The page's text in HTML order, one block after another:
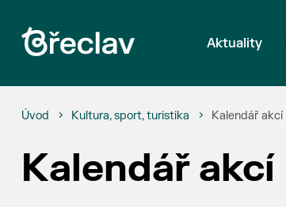
Aktuality
Úvod Kultura, sport, turistika Kalendář akcí
Kalendář akcí